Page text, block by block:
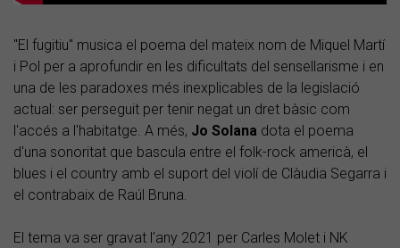
"El fugitiu" musica el poema del mateix nom de Miquel Martí
i Pol per a aprofundir en les dificultats del sensellarisme i en
una de les paradoxes més inexplicables de la legislació
actual: ser perseguit per tenir negat un dret bàsic com
l'accés a l'habitatge. A més, Jo Solana dota el poema
d'una sonoritat que bascula entre el folk-rock americà, el
blues i el country amb el suport del violí de Clàudia Segarra i
el contrabaix de Raúl Bruna.
El tema va ser gravat l'any 2021 per Carles Molet i NK